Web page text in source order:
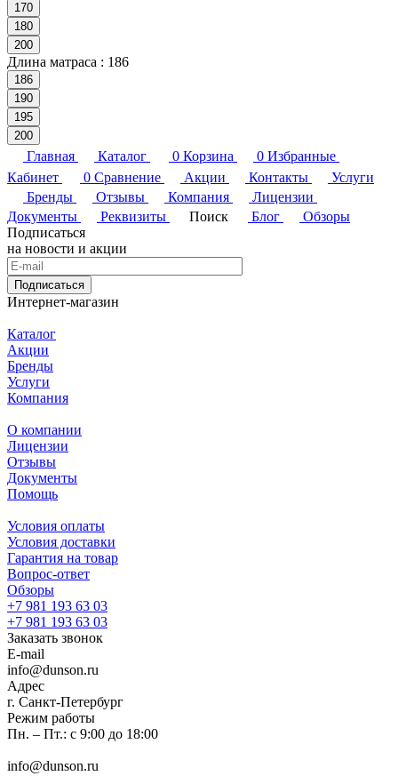
170
180
200
Длина матраса : 186
186
190
195
200
Главная Каталог 0 Корзина 0 Избранные
Кабинет
0 Сравнение Акции Контакты
Услуги
Бренды
Отзывы Компания
Лицензии
Документы
Реквизиты Поиск Блог
Обзоры
Подписаться
на новости и акции
Подписаться
Интернет-магазин
Каталог
Акции
Бренды
Услуги
Компания
О компании
Лицензии
Отзывы
Документы
Помощь
Условия оплаты
Условия доставки
Гарантия на товар
Вопрос-ответ
Обзоры
+7 981 193 63 03
+7 981 193 63 03
Заказать звонок
E-mail
info@dunson.ru
Адрес
г. Санкт-Петербург
Режим работы
Пн. – Пт.: с 9:00 до 18:00
info@dunson.ru